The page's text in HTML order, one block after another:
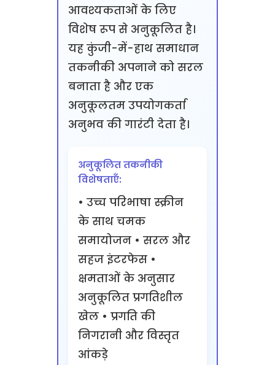
आवश्यकताओं के लिए
विशेष रूप से अनुकूलित है।
यह कुंजी-में-हाथ समाधान
तकनीकी अपनाने को सरल
बनाता है और एक
अनुकूलतम उपयोगकर्ता
अनुभव की गारंटी देता है।
अनुकूलित तकनीकी
विशेषताएँ:
• उच्च परिभाषा स्क्रीन
के साथ चमक
समायोजन • सरल और
सहज इंटरफेस •
क्षमताओं के अनुसार
अनुकूलित प्रगतिशील
खेल • प्रगति की
निगरानी और विस्तृत
आंकड़े